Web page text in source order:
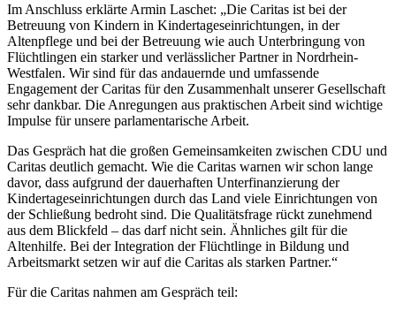
Im Anschluss erklärte Armin Laschet: „Die Caritas ist bei der
Betreuung von Kindern in Kindertageseinrichtungen, in der
Altenpflege und bei der Betreuung wie auch Unterbringung von
Flüchtlingen ein starker und verlässlicher Partner in Nordrhein-
Westfalen. Wir sind für das andauernde und umfassende
Engagement der Caritas für den Zusammenhalt unserer Gesellschaft
sehr dankbar. Die Anregungen aus praktischen Arbeit sind wichtige
Impulse für unsere parlamentarische Arbeit.
Das Gespräch hat die großen Gemeinsamkeiten zwischen CDU und
Caritas deutlich gemacht. Wie die Caritas warnen wir schon lange
davor, dass aufgrund der dauerhaften Unterfinanzierung der
Kindertageseinrichtungen durch das Land viele Einrichtungen von
der Schließung bedroht sind. Die Qualitätsfrage rückt zunehmend
aus dem Blickfeld – das darf nicht sein. Ähnliches gilt für die
Altenhilfe. Bei der Integration der Flüchtlinge in Bildung und
Arbeitsmarkt setzen wir auf die Caritas als starken Partner.“
Für die Caritas nahmen am Gespräch teil: